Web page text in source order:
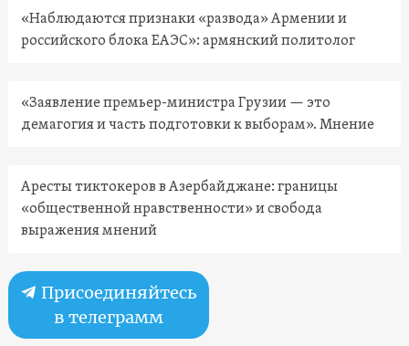
«Наблюдаются признаки «развода» Армении и
российского блока ЕАЭС»: армянский политолог
«Заявление премьер-министра Грузии — это
демагогия и часть подготовки к выборам». Мнение
Аресты тиктокеров в Азербайджане: границы
«общественной нравственности» и свобода
выражения мнений
Присоединяйтесь
в телеграмм